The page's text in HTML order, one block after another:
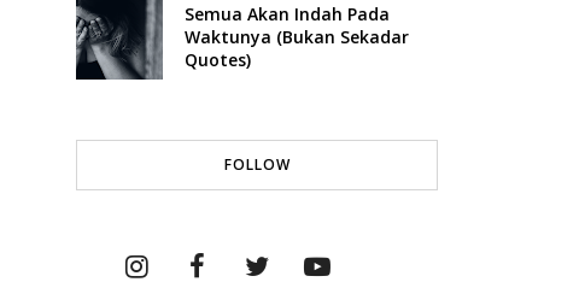
Semua Akan Indah Pada
Waktunya (Bukan Sekadar
Quotes)
FOLLOW